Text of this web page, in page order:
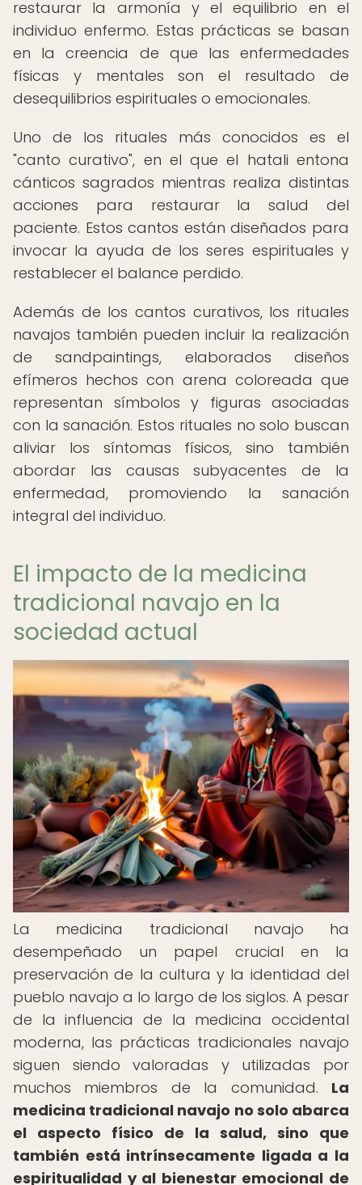
restaurar la armonía y el equilibrio en el
individuo enfermo. Estas prácticas se basan
en la creencia de que las enfermedades
físicas y mentales son el resultado de
desequilibrios espirituales o emocionales.
Uno de los rituales más conocidos es el
"canto curativo", en el que el hatali entona
cánticos sagrados mientras realiza distintas
acciones para restaurar la salud del
paciente. Estos cantos están diseñados para
invocar la ayuda de los seres espirituales y
restablecer el balance perdido.
Además de los cantos curativos, los rituales
navajos también pueden incluir la realización
de sandpaintings, elaborados diseños
efímeros hechos con arena coloreada que
representan símbolos y figuras asociadas
con la sanación. Estos rituales no solo buscan
aliviar los síntomas físicos, sino también
abordar las causas subyacentes de la
enfermedad, promoviendo la sanación
integral del individuo.
El impacto de la medicina
tradicional navajo en la
sociedad actual
La medicina tradicional navajo ha
desempeñado un papel crucial en la
preservación de la cultura y la identidad del
pueblo navajo a lo largo de los siglos. A pesar
de la influencia de la medicina occidental
moderna, las prácticas tradicionales navajo
siguen siendo valoradas y utilizadas por
muchos miembros de la comunidad. La
medicina tradicional navajo no solo abarca
el aspecto físico de la salud, sino que
también está intrínsecamente ligada a la
espiritualidad y al bienestar emocional de